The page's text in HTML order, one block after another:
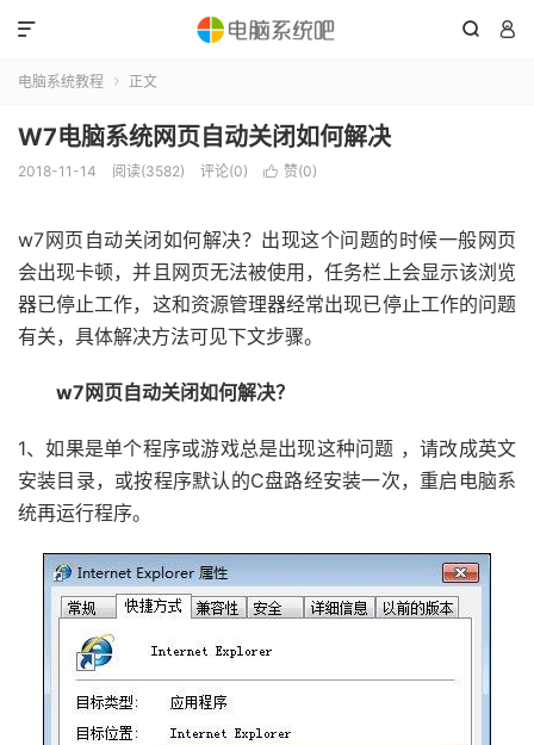
 

电脑系统教程  正文
W7电脑系统网页自动关闭如何解决
2018-11-14 阅读(3582) 评论(0)  赞(0)
w7网页自动关闭如何解决？出现这个问题的时候一般网页
会出现卡顿，并且网页无法被使用，任务栏上会显示该浏览
器已停止工作，这和资源管理器经常出现已停止工作的问题
有关，具体解决方法可见下文步骤。
w7网页自动关闭如何解决？
1、如果是单个程序或游戏总是出现这种问题 ，请改成英文
安装目录，或按程序默认的C盘路经安装一次，重启电脑系
统再运行程序。